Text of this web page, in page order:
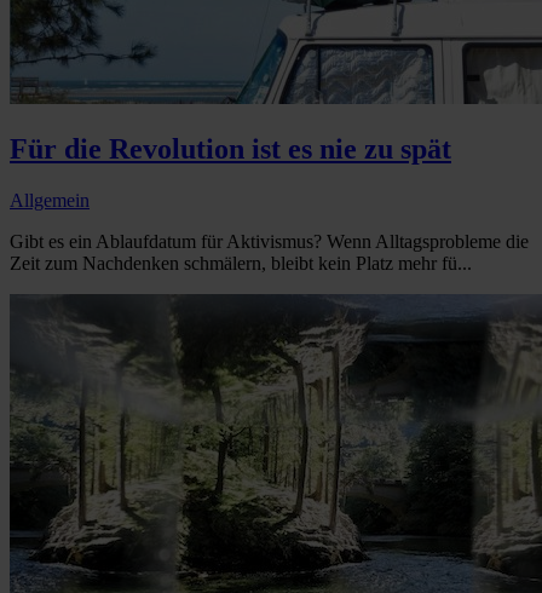
Für die Revolution ist es nie zu spät
Allgemein
Gibt es ein Ablaufdatum für Aktivismus? Wenn Alltagsprobleme die
Zeit zum Nachdenken schmälern, bleibt kein Platz mehr fü...